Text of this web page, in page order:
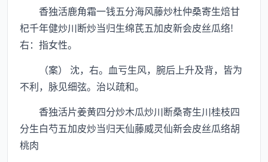
香独活鹿角霜一钱五分海风藤炒杜仲桑寄生焙甘
杞千年健炒川断炒当归生绵芪五加皮新会皮丝瓜络!
右：指女性。
（案） 沈，右。血亏生风，腕后上升及背，皆为
不利，脉见细弦。治以疏和。
香独活片姜黄四分炒木瓜炒川断桑寄生川桂枝四
分生白芍五加皮炒当归天仙藤威灵仙新会皮丝瓜络胡
桃肉